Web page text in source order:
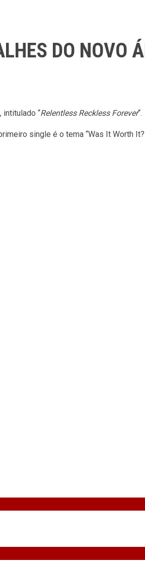
DO NOVO
intitulado “Relentless Reckless Forever“.
single é o tema “Was It Worth